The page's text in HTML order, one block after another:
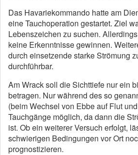
Das Havariekommando hatte am
eine Tauchoperation gestartet. Ziel
Lebenszeichen zu suchen.
keine Erkenntnisse gewinnen.
durch einsetzende starke Strömung
durchführbar.
Am Wrack soll die Sichttiefe nur ein
betragen. Nur während des so
(beim Wechsel von Ebbe auf Flut
Tauchgänge möglich, da dann die
ist. Ob ein weiterer Versuch erfolgt,
schwierigen Bedingungen vor Ort
prognostizieren.